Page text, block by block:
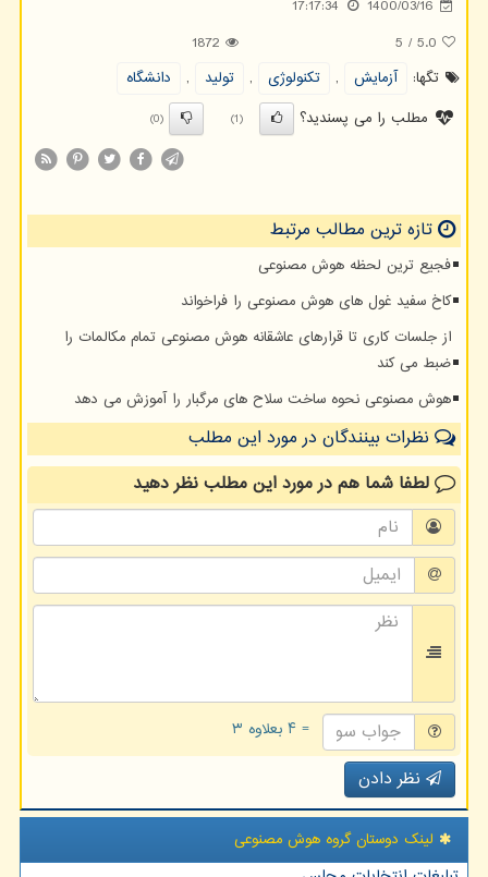
1400/03/16
17:17:34
5.0
/
5
1872
تگها:
آزمایش , تكنولوژی , تولید ,
دانشگاه
مطلب را می پسندید؟
(1)
(0)
تازه ترین مطالب مرتبط
فجیع ترین لحظه هوش مصنوعی
کاخ سفید غول های هوش مصنوعی را فراخواند
از جلسات کاری تا قرارهای عاشقانه هوش مصنوعی تمام مکالمات را
ضبط می کند
هوش مصنوعی نحوه ساخت سلاح های مرگبار را آموزش می دهد
نظرات بینندگان در مورد این مطلب
لطفا شما همدر مورد این مطلبنظر دهید
= ۴ بعلاوه ۳
نظر دادن
لینک دوستان گروه هوش مصنوعی